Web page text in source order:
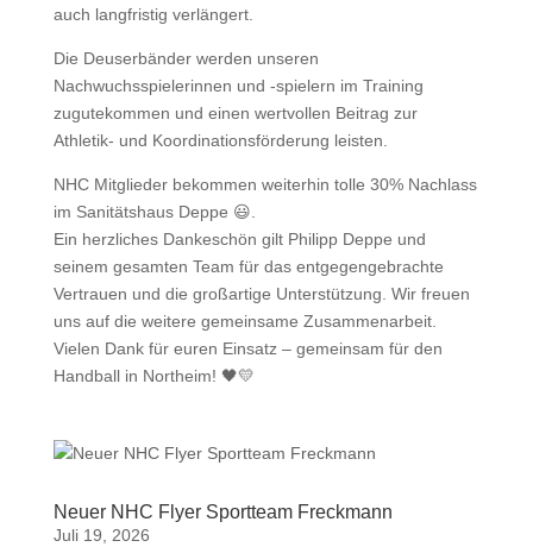
auch langfristig verlängert.
Die Deuserbänder werden unseren
Nachwuchsspielerinnen und -spielern im Training
zugutekommen und einen wertvollen Beitrag zur
Athletik- und Koordinationsförderung leisten.
NHC Mitglieder bekommen weiterhin tolle 30% Nachlass
im Sanitätshaus Deppe 😃.
Ein herzliches Dankeschön gilt Philipp Deppe und
seinem gesamten Team für das entgegengebrachte
Vertrauen und die großartige Unterstützung. Wir freuen
uns auf die weitere gemeinsame Zusammenarbeit.
Vielen Dank für euren Einsatz – gemeinsam für den
Handball in Northeim! 🖤💛
Neuer NHC Flyer Sportteam Freckmann
Juli 19, 2026